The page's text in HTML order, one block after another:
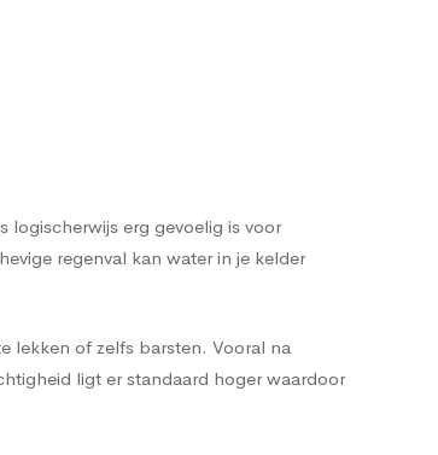
logischerwijs erg gevoelig is voor
regenval kan water in je kelder
lekken of zelfs barsten. Vooral na
ligt er standaard hoger waardoor